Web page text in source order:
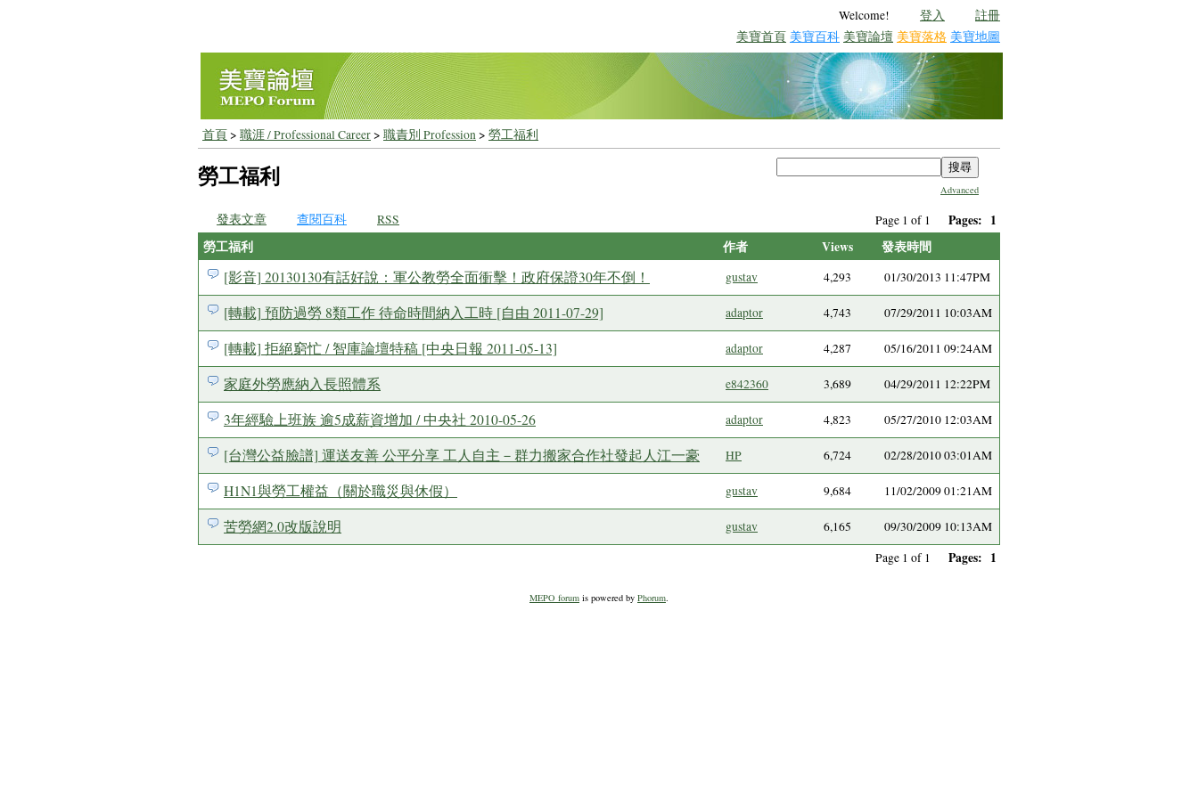
Welcome! 登入 註冊
美寶首頁 美寶百科 美寶論壇 美寶落格 美寶地圖
首頁> 職涯 / Professional Career> 職責別 Profession> 勞工福利
Advanced
勞工福利
Page 1 of 1 Pages: 1
發表文章 查閱百科 RSS
勞工福利 作者 Views 發表時間
[影音] 20130130有話好說：軍公教勞全面衝擊！政府保證30年不倒！ gustav 4,293 01/30/2013 11:47PM
[轉載] 預防過勞 8類工作 待命時間納入工時 [自由 2011-07-29] adaptor 4,743 07/29/2011 10:03AM
[轉載] 拒絕窮忙 / 智庫論壇特稿 [中央日報 2011-05-13] adaptor 4,287 05/16/2011 09:24AM
家庭外勞應納入長照體系 e842360 3,689 04/29/2011 12:22PM
3年經驗上班族 逾5成薪資增加 / 中央社 2010-05-26 adaptor 4,823 05/27/2010 12:03AM
[台灣公益臉譜] 運送友善 公平分享 工人自主－群力搬家合作社發起人江一豪 HP 6,724 02/28/2010 03:01AM
H1N1與勞工權益（關於職災與休假） gustav 9,684 11/02/2009 01:21AM
苦勞網2.0改版說明 gustav 6,165
09/30/2009 10:13AM
Page 1 of 1 Pages: 1
MEPO forum is powered by Phorum.